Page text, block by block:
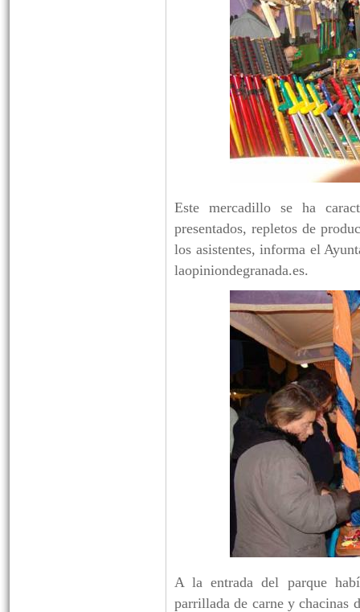
Este mercadillo se ha
presentados, repletos de
los asistentes, informa el
laopiniondegranada.es.
A la entrada del parque
parrillada de carne y chacinas